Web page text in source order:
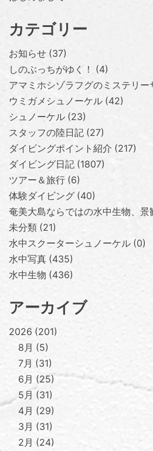
カテゴリー
お知らせ 37
しのぶっちがゆく！
4
アマミホシゾラフグのミステリー
ウミガメシュノーケル 42
シュノーケル 23
スタッフの陸日記 27
ダイビングポイント紹介 217
ダイビング日記 1807
ツアー＆旅行 6
体験ダイビング 40
奄美大島ならではの水中生物、景
未分類 21
水中スクーターシュノーケル 0
水中写真 435
水中生物 436
アーカイブ
2026 201
8月
5
7月
31
6月
25
5月
31
4月
29
3月
31
2月
24